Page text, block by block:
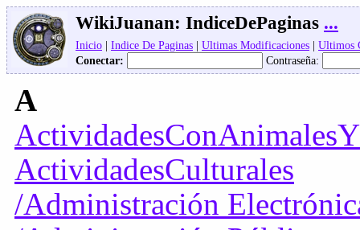
WikiJuanan: IndiceDePaginas ...
Inicio | Indice De Paginas | Ultimas Modificaciones | Ultimos
Conectar:
Contraseña:
A
ActividadesCulturales
/Administración